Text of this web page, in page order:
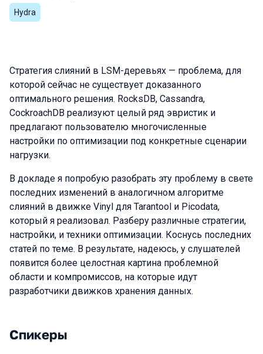
Hydra
Стратегия слияний в LSM-деревьях — проблема, для
которой сейчас не существует доказанного
оптимального решения. RocksDB, Cassandra,
CockroachDB реализуют целый ряд эвристик и
предлагают пользователю многочисленные
настройки по оптимизации под конкретные сценарии
нагрузки.
В докладе я попробую разобрать эту проблему в свете
последних изменений в аналогичном алгоритме
слияний в движке Vinyl для Tarantool и Picodata,
который я реализовал. Разберу различные стратегии,
настройки, и техники оптимизации. Коснусь последних
статей по теме. В результате, надеюсь, у слушателей
появится более целостная картина проблемной
области и компромиссов, на которые идут
разработчики движков хранения данных.
Спикеры